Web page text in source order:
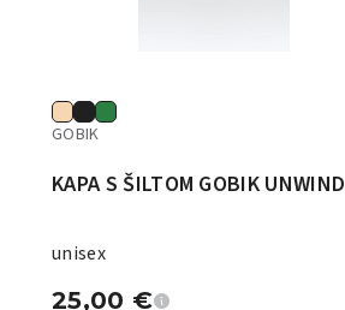
GOBIK
KAPA S ŠILTOM GOBIK UNWIND
unisex
25,00 €